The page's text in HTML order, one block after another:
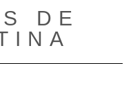
DE
modo de navegación